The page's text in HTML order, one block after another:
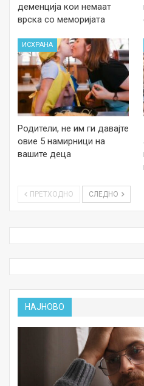
деменција кои немаат
врска со меморијата
ИСХРАНА
Родители, не им ги давајте
овие 5 намирници на
вашите деца
ПРЕТХОДНО СЛЕДНО
НАЈНОВО